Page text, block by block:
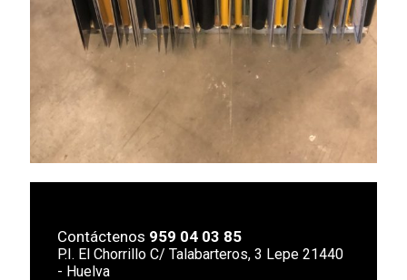
Contáctenos 959 04 03 85
P.I. El Chorrillo C/ Talabarteros, 3 Lepe 21440
- Huelva